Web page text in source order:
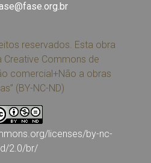
reservados. Esta obra
Creative Commons de
comercial+Não a obras
(BY-NC-ND)
licenses/by-nc-
2.0/br/